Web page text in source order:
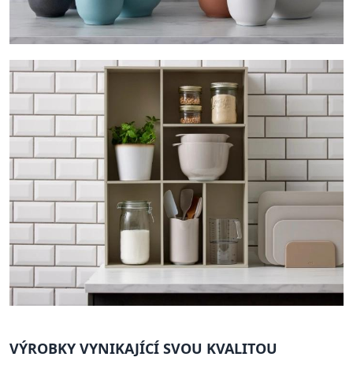
VÝROBKY VYNIKAJÍCÍ SVOU KVALITOU